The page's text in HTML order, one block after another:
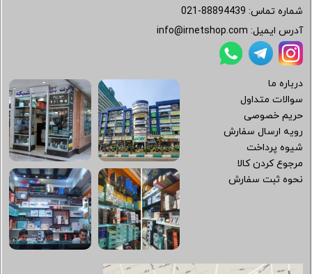
شماره تماس: 021-88894439
آدرس ایمیل: info@irnetshop.com
درباره ما
سوالات متداول
حریم خصوصی
رویه ارسال سفارش
شیوه پرداخت
مرجوع کردن کالا
نحوه ثبت سفارش